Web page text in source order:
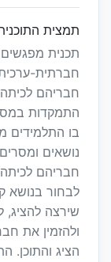
תמצית
תכנית מפגשים
חברתית-
חבריהם לכיתה
התמקדות
בו התלמידים
נושאים
חבריהם
לבחור בנושא
שירצה להציג,
ולהזמין את
הציג והתוכן.